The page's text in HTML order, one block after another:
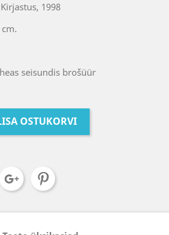
1998
seisundis brošüür
OSTUKORVI